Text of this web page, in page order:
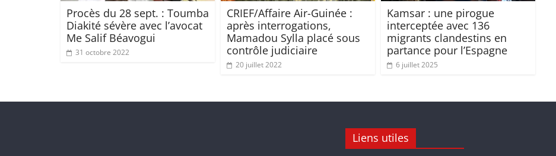
Procès du 28 sept. : Toumba
Diakité sévère avec l’avocat
Me Salif Béavogui
31 octobre 2022
CRIEF/Affaire Air-Guinée :
après interrogations,
Mamadou Sylla placé sous
contrôle judiciaire
20 juillet 2022
Kamsar : une pirogue
interceptée avec 136
migrants clandestins en
partance pour l’Espagne
6 juillet 2025
Liens utiles